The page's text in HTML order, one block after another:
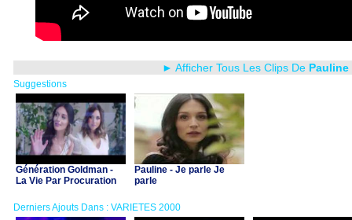
► Afficher Tous Les Clips De Pauline
Suggestions
Génération Goldman -
La Vie Par Procuration
Pauline - Je parle Je
parle
Derniers Ajouts Dans : VARIETES 2000